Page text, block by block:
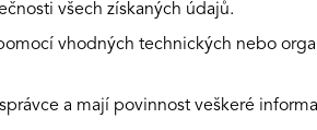
všech získaných údajů.
vhodných technických nebo
a mají povinnost veškeré